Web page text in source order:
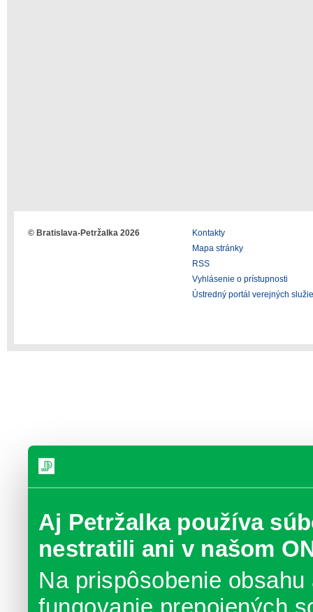
Aj Petržalka používa
nestratili ani v našom
Na prispôsobenie
© Bratislava-Petržalka 2026
Kontakty
Mapa stránky
RSS
Vyhlásenie o prístupnosti
Ústredný portál verejných